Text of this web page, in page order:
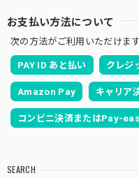
お支払い方法について
次の方法がご利用いただけます
PAY ID あと払い クレジ
Amazon Pay キャリア
コンビニ決済またはPay-
SEARCH